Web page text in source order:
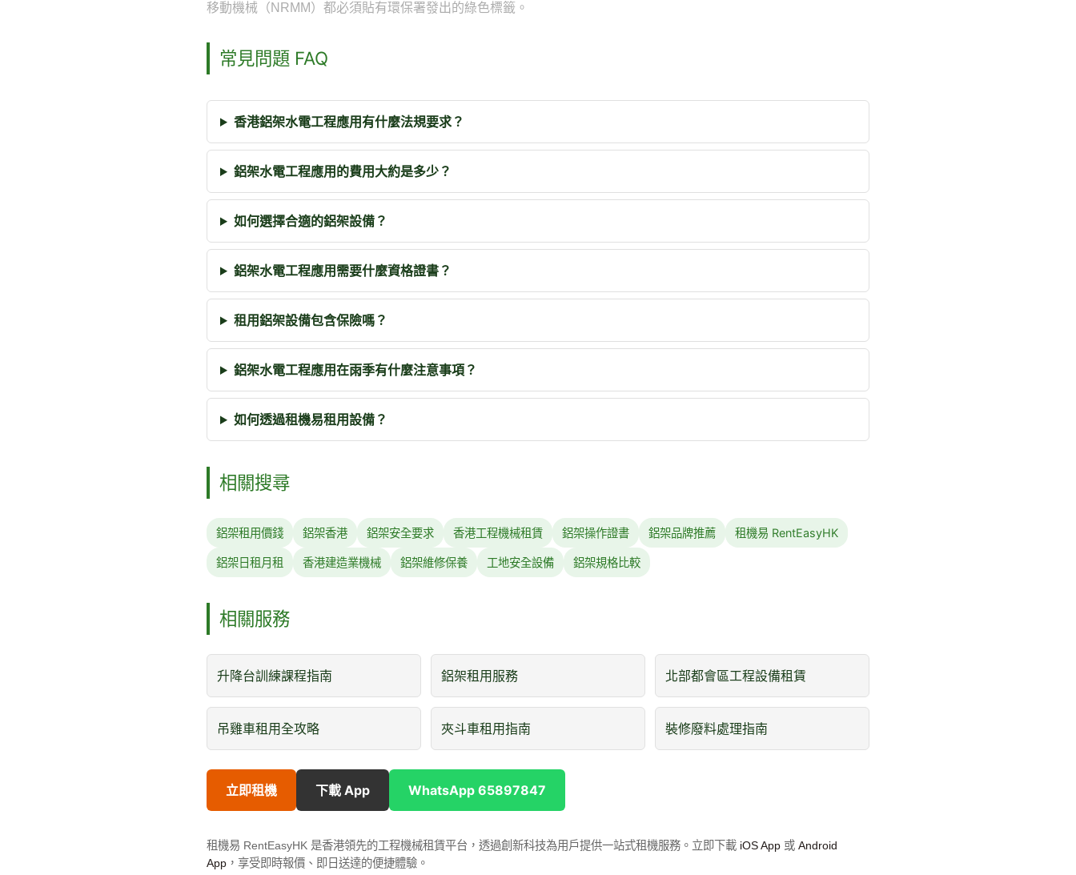
移動機械（NRMM）都必須貼有環保署發出的綠色標籤。
常見問題 FAQ
香港鋁架水電工程應用有什麼法規要求？
鋁架水電工程應用的費用大約是多少？
如何選擇合適的鋁架設備？
鋁架水電工程應用需要什麼資格證書？
租用鋁架設備包含保險嗎？
鋁架水電工程應用在雨季有什麼注意事項？
如何透過租機易租用設備？
相關搜尋
鋁架租用價錢 鋁架香港 鋁架安全要求 香港工程機械租賃 鋁架操作證書 鋁架品牌推薦 租機易 RentEasyHK
鋁架日租月租 香港建造業機械 鋁架維修保養 工地安全設備 鋁架規格比較
相關服務
升降台訓練課程指南 鋁架租用服務 北部都會區工程設備租賃
吊雞車租用全攻略 夾斗車租用指南 裝修廢料處理指南
立即租機 下載 App WhatsApp 65897847
租機易 RentEasyHK 是香港領先的工程機械租賃平台，透過創新科技為用戶提供一站式租機服務。立即下載 iOS App 或 Android
App ，享受即時報價、即日送達的便捷體驗。